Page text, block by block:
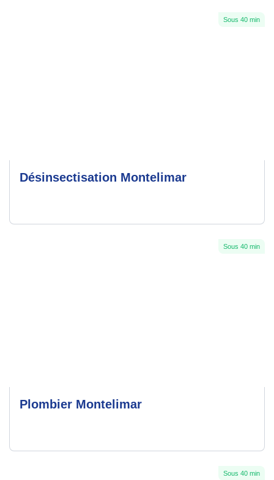
Sous 40 min
Désinsectisation Montelimar
Sous 40 min
Plombier Montelimar
Sous 40 min